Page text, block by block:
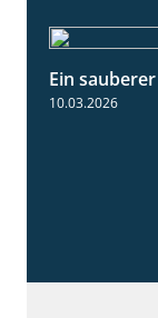
Ein
10.03.2026